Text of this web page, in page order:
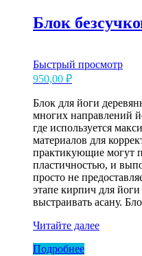
Блок
Быстрый просмотр
950,00 ₽
Блок для йоги
многих направлений
где используется
материалов для
практикующие могут
пластичностью, и
просто не
этапе кирпич для
выстраивать асану.
Блок
Люкс
Читайте далее
Подробнее